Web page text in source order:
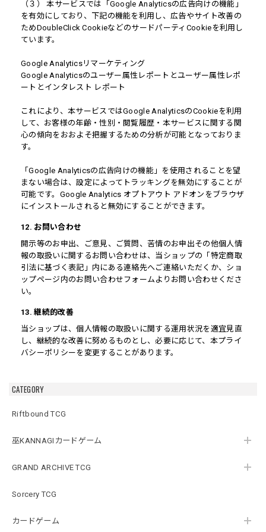
CATEGORY
Riftbound TCG
巫KANNAGIカードゲーム
GRAND ARCHIVE TCG
Sorcery TCG
カードゲーム
（３） 本サービスでは「Google Analyticsの広告向けの機能」
を有効にしており、下記の機能を利用し、広告やサイト改善の
ためDoubleClick CookieなどのサードパーティCookieを利用し
ています。
Google Analyticsリマーケティング
Google Analyticsのユーザー属性レポートとユーザー属性レポ
ートとインタレスト レポート
これにより、本サービスではGoogle AnalyticsのCookieを利用
して、お客様の年齢・性別・閲覧履歴・本サービスに関する関
心の傾向をおおよそ把握するための分析が可能となっておりま
す。
「Google Analyticsの広告向けの機能」を使用されることを望
まない場合は、設定によってトラッキングを無効にすることが
可能です。Google Analytics オプトアウト アドオンをブラウザ
にインストールされると無効にすることができます。
12. お問い合わせ
開示等のお申出、ご意見、ご質問、苦情のお申出その他個人情
報の取扱いに関するお問い合わせは、当ショップの「特定商取
引法に基づく表記」内にある連絡先へご連絡いただくか、ショ
ップページ内のお問い合わせフォームよりお問い合わせくださ
い。
13. 継続的改善
当ショップは、個人情報の取扱いに関する運用状況を適宜見直
し、継続的な改善に努めるものとし、必要に応じて、本プライ
バシーポリシーを変更することがあります。